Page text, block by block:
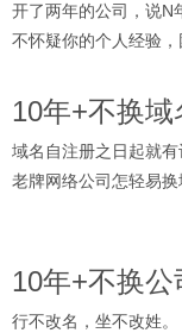
开了两年的公司，说N
不怀疑你的个人经验
10年+不换域
域名自注册之日起就有
老牌网络公司怎轻易换
10年+不换公
行不改名，坐不改姓。